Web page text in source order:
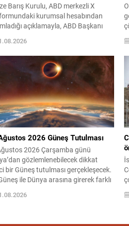
Barış Kurulu, ABD merkezli X
kurumsal hesabından
açıklamayla, ABD Başkanı
Trump’ın Barış Planı’na ilişkin 15
yol haritasının hazırlandığını
Taraflar, Gazze’de ateşkesin bir
aşamasının uygulanmasına
tarihi bir uzlaşma sağlandığını
Arabulucu ülkelerle birlikte kabul
taslakta, Hamas’ın takip edeceği
adımlar ve denetim...
2026 Güneş Tutulması
2026 Çarşamba günü
gözlemlenebilecek dikkat
bir Güneş tutulması gerçekleşecek.
ile Dünya arasına girerek farklı
kısmi veya tam örtüntü etkileri
bu olay özellikle Batı Avrupa